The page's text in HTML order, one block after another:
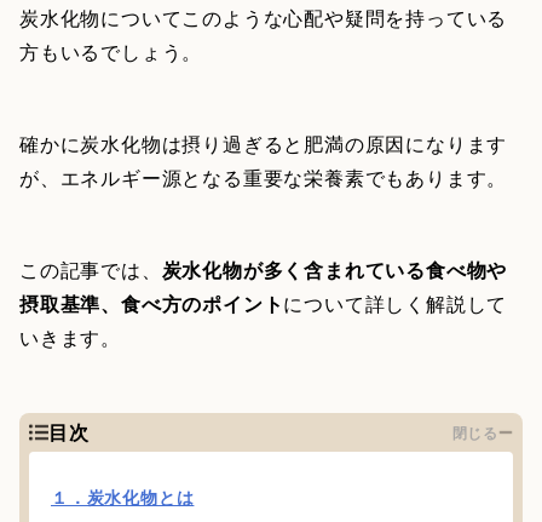
炭水化物についてこのような心配や疑問を持っている
方もいるでしょう。
確かに炭水化物は摂り過ぎると肥満の原因になります
が、エネルギー源となる重要な栄養素でもあります。
この記事では、 炭水化物が多く含まれている食べ物や
摂取基準、食べ方のポイントについて詳しく解説して
いきます。
目次 閉じる
１．炭水化物とは